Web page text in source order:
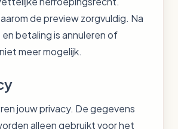
de preview zorgvuldig. Na
betaling is annuleren of
meer mogelijk.
jouw privacy. De gegevens
alleen gebruikt voor het